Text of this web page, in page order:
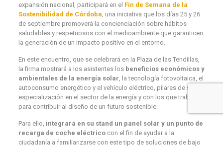
expansión nacional, participará en el Fin de Semana de la
Sostenibilidad de Córdoba , una iniciativa que los días 25 y 26
de septiembre promoverá la concienciación sobre hábitos
saludables y respetuosos con el medioambiente que garanticen
la generación de un impacto positivo en el entorno.
En este encuentro, que se celebrará en la Plaza de las Tendillas,
la firma mostrará a los asistentes los beneficios económicos y
ambientales de la energía solar , la tecnología fotovoltaica, el
autoconsumo energético y el vehículo eléctrico, pilares de su
especialización en el sector de la energía y con los que trabaja
para contribuir al diseño de un futuro sostenible.
Para ello, integrará en su stand un panel solar y un punto de
recarga de coche eléctricocon el fin de ayudar a la
ciudadanía a familiarizarse con este tipo de soluciones de bajo